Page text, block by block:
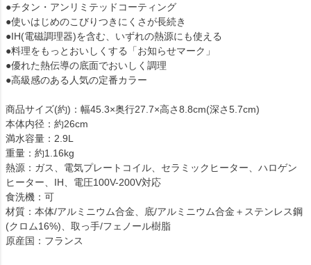
●チタン・アンリミテッドコーティング
●使いはじめのこびりつきにくさが長続き
●IH(電磁調理器)を含む、いずれの熱源にも使える
●料理をもっとおいしくする「お知らせマーク」
●優れた熱伝導の底面でおいしく調理
●高級感のある人気の定番カラー
商品サイズ(約)：幅45.3×奥行27.7×高さ8.8cm(深さ5.7cm)
本体内径：約26cm
満水容量：2.9L
重量：約1.16kg
熱源：ガス、電気プレートコイル、セラミックヒーター、ハロゲン
ヒーター、IH、電圧100V-200V対応
食洗機：可
材質：本体/アルミニウム合金、底/アルミニウム合金＋ステンレス鋼
(クロム16%)、取っ手/フェノール樹脂
原産国：フランス